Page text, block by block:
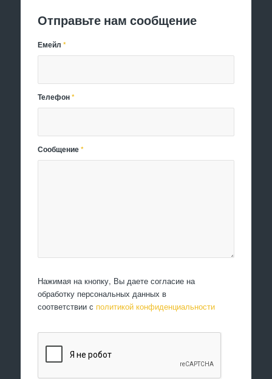
Отправьте нам сообщение
Емейл*
Телефон*
Сообщение*
Нажимая на кнопку, Вы даете согласие на
обработку персональных данных в
соответствии с политикой конфиденциальности